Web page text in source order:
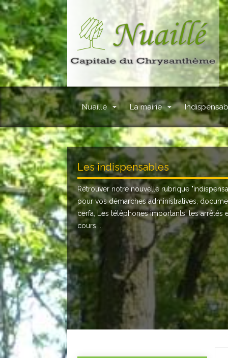
Nuaillé La mairie
Les indispensables
Retrouver notre nouvelle rubrique "
pour vos démarches administratives,
cerfa, Les téléphones importants, les arrêtés
cours ...